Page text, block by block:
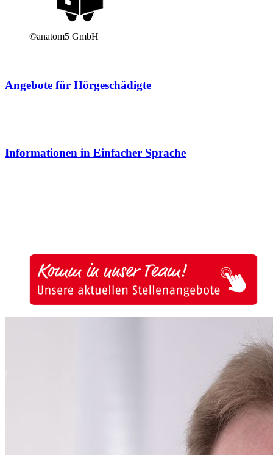
©anatom5 GmbH
Angebote für Hörgeschädigte
Informationen in Einfacher Sprache